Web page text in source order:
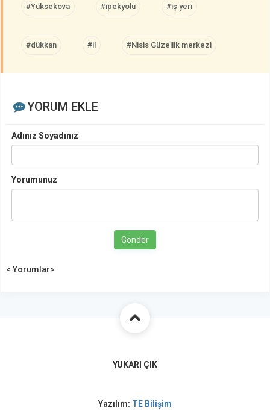
#Yüksekova #ipekyolu #iş yeri
#dükkan #il #Nisis Güzellik merkezi
YORUM EKLE
Adınız Soyadınız
Yorumunuz
Gönder
< Yorumlar>
YUKARI ÇIK
Yazılım: TE Bilişim